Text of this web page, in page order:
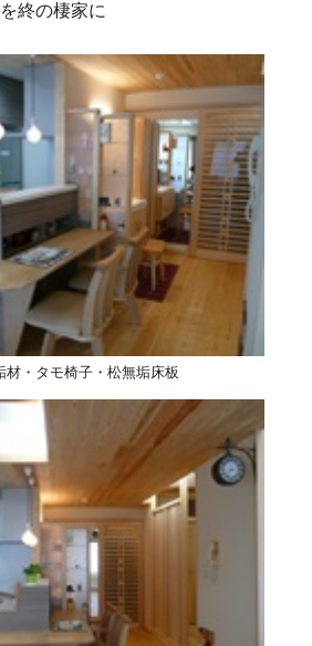
終の棲家に
材・タモ椅子・松無垢床板